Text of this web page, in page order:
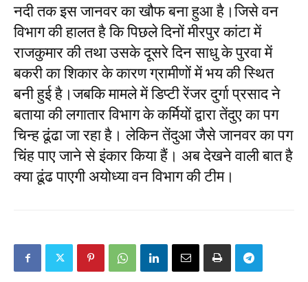
नदी तक इस जानवर का खौफ बना हुआ है।जिसे वन
विभाग की हालत है कि पिछले दिनों मीरपुर कांटा में
राजकुमार की तथा उसके दूसरे दिन साधु के पुरवा में
बकरी का शिकार के कारण ग्रामीणों में भय की स्थित
बनी हुई है।जबकि मामले में डिप्टी रेंजर दुर्गा प्रसाद ने
बताया की लगातार विभाग के कर्मियों द्वारा तेंदुए का पग
चिन्ह ढूंढा जा रहा है। लेकिन तेंदुआ जैसे जानवर का पग
चिंह पाए जाने से इंकार किया हैं। अब देखने वाली बात है
क्या ढूंढ पाएगी अयोध्या वन विभाग की टीम।